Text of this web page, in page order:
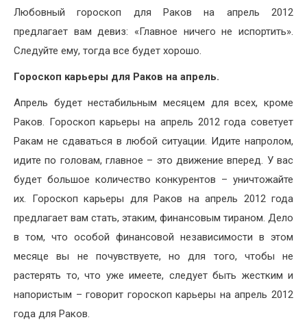
Любовный гороскоп для Раков на апрель 2012
предлагает вам девиз: «Главное ничего не испортить».
Следуйте ему, тогда все будет хорошо.
Гороскоп карьеры для Раков на апрель.
Апрель будет нестабильным месяцем для всех, кроме
Раков. Гороскоп карьеры на апрель 2012 года советует
Ракам не сдаваться в любой ситуации. Идите напролом,
идите по головам, главное – это движение вперед. У вас
будет большое количество конкурентов – уничтожайте
их. Гороскоп карьеры для Раков на апрель 2012 года
предлагает вам стать, этаким, финансовым тираном. Дело
в том, что особой финансовой независимости в этом
месяце вы не почувствуете, но для того, чтобы не
растерять то, что уже имеете, следует быть жестким и
напористым – говорит гороскоп карьеры на апрель 2012
года для Раков.